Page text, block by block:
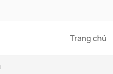
Trang chủ